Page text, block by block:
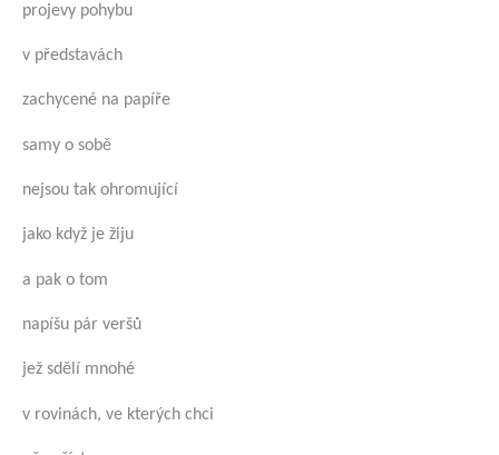
projevy pohybu
v představách
zachycené na papíře
samy o sobě
nejsou tak ohromující
jako když je žiju
a pak o tom
napíšu pár veršů
jež sdělí mnohé
v rovinách, ve kterých chci